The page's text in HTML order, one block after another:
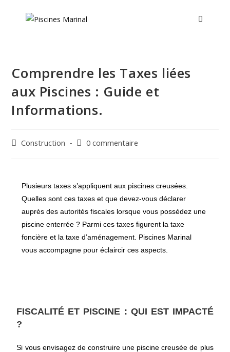
Comprendre les Taxes liées
aux Piscines : Guide et
Informations.
Construction 0 commentaire
Plusieurs taxes s’appliquent aux piscines creusées.
Quelles sont ces taxes et que devez-vous déclarer
auprès des autorités fiscales lorsque vous possédez une
piscine enterrée ? Parmi ces taxes figurent la taxe
foncière et la taxe d’aménagement. Piscines Marinal
vous accompagne pour éclaircir ces aspects.
FISCALITÉ ET PISCINE : QUI EST IMPACTÉ
?
Si vous envisagez de construire une piscine creusée de plus